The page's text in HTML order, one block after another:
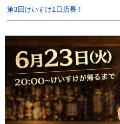
第3回けいすけ1日店長！